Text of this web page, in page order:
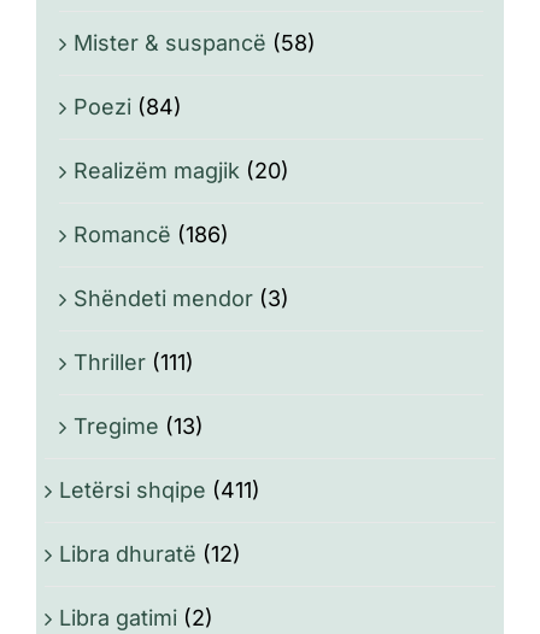
Mister & suspancë (58)
Poezi (84)
Realizëm magjik (20)
Romancë (186)
Shëndeti mendor (3)
Thriller (111)
Tregime (13)
Letërsi shqipe (411)
Libra dhuratë (12)
Libra gatimi (2)